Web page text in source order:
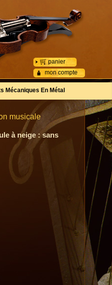
mon compte
panier
Mécaniques En Métal
musicale
à neige : sans